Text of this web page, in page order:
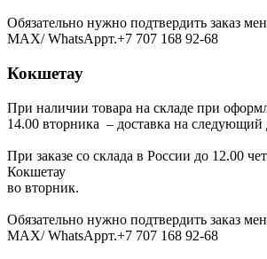
Обязательно нужно подтвердить заказ
МАХ/ WhatsAppт.+7 707 168 92-68
Кокшетау
При наличии товара на складе при
14.00 вторника – доставка на следующий
При заказе со склада в России до 12.00
Кокшетау
во вторник.
Обязательно нужно подтвердить заказ
МАХ/ WhatsAppт.+7 707 168 92-68